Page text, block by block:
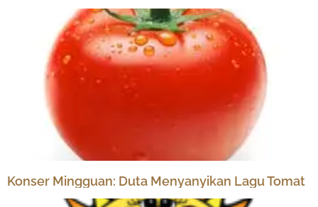
Konser Mingguan: Duta Menyanyikan Lagu Tomat